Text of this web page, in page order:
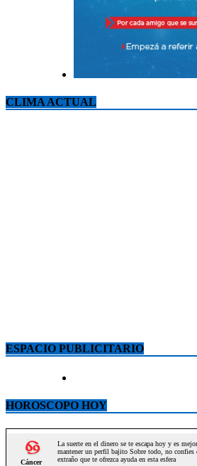
CLIMA ACTUAL
ESPACIO PUBLICITARIO
HOROSCOPO HOY